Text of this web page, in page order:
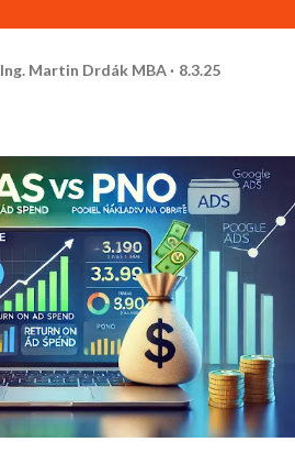
Ing. Martin Drdák MBA 8.3.25